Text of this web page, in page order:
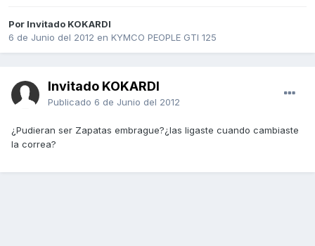
Por Invitado KOKARDI
6 de Junio del 2012 en KYMCO PEOPLE GTI 125
Invitado KOKARDI
Publicado 6 de Junio del 2012
¿Pudieran ser Zapatas embrague?¿las ligaste cuando cambiaste
la correa?